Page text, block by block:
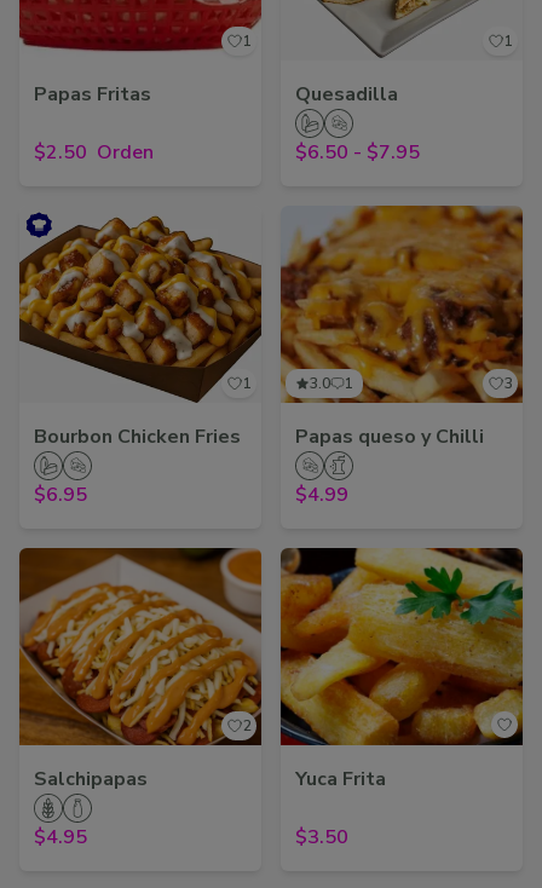
Papas Fritas
$2.50 Orden
1
Quesadilla
$6.50 - $7.95
1
Bourbon Chicken Fries
$6.95
1
Papas queso y Chilli
$4.99
3.0 1 3
Salchipapas
$4.95
2
Yuca Frita
$3.50